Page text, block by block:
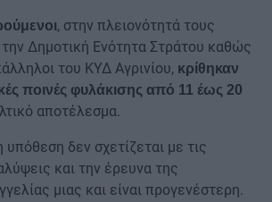
, στην πλειονότητά τους
Δημοτική Ενότητα Στράτου καθώς
του ΚΥΔ Αγρινίου, κρίθηκαν
ποινές φυλάκισης από 11 έως 20
αποτέλεσμα.
υπόθεση δεν σχετίζεται με τις
και την έρευνα της
μιας και είναι προγενέστερη.